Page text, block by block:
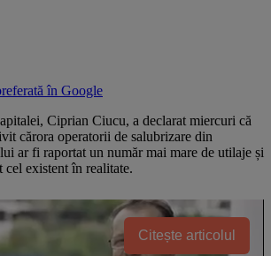
în Google
Ciprian Ciucu, a declarat miercuri că
cărora operatorii de salubrizare din
ar fi raportat un număr mai mare de utilaje și
cel existent în realitate.
Citește articolul